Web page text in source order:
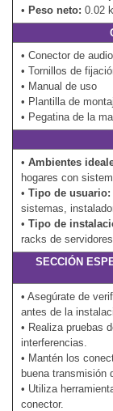
• Peso neto: 0.02
• Conector de audio
• Tornillos de
• Manual de uso
• Plantilla de
• Pegatina de la
• Ambientes
hogares con
• Tipo de usuario:
sistemas,
• Tipo de
racks de servidores.
SECCIÓN
• Asegúrate de
antes de la
• Realiza pruebas
interferencias.
• Mantén los
buena transmisión
• Utiliza
conector.